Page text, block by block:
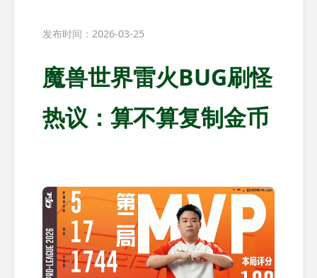
发布时间：2026-03-25
魔兽世界雷火BUG刷怪
热议：算不算复制金币